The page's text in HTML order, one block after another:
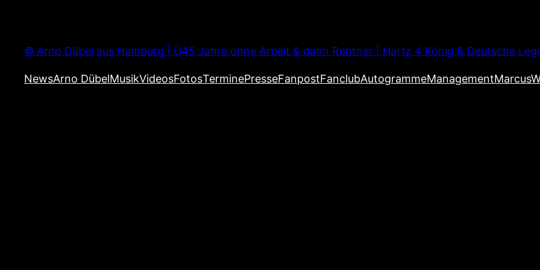
springen
© Arno Dübel aus Hamburg | Ü45 Jahre ohne Arbeit & dann Rentner | Hartz 4 König & Deutsche
NewsArno DübelMusikVideosFotosTerminePresseFanpostFanclubAutogrammeManagement